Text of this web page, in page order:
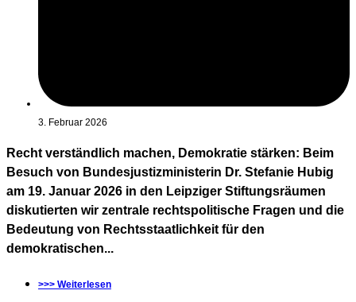
3. Februar 2026
Recht verständlich machen, Demokratie stärken: Beim
Besuch von Bundesjustizministerin Dr. Stefanie Hubig
am 19. Januar 2026 in den Leipziger Stiftungsräumen
diskutierten wir zentrale rechtspolitische Fragen und die
Bedeutung von Rechtsstaatlichkeit für den
demokratischen...
>>> Weiterlesen